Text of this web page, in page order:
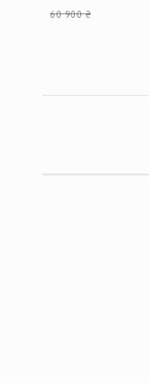
60 900 ₴